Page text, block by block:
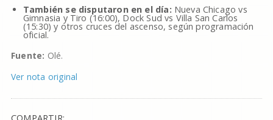
También se disputaron en el día: Nueva Chicago vs
Gimnasia y Tiro (16:00), Dock Sud vs Villa San Carlos
(15:30) y otros cruces del ascenso, según programación
oficial.
Fuente: Olé.
Ver nota original